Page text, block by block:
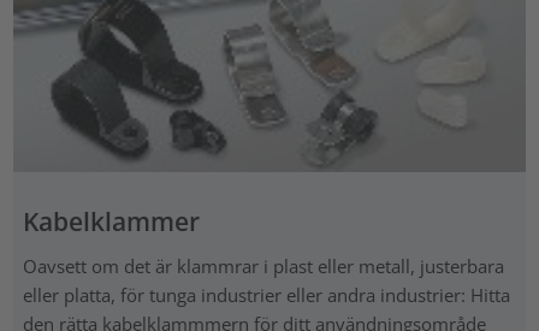
Kabelklammer
Oavsett om det är klammrar i plast eller metall, justerbara
eller platta, för tunga industrier eller andra industrier: Hitta
den rätta kabelklammmern för ditt användningsområde